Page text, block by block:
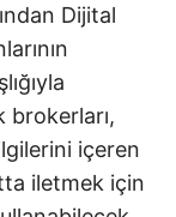
Dijital
brokerları,
içeren
iletmek için